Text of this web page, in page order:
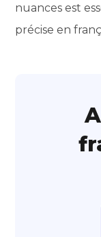
nuances est
précise en